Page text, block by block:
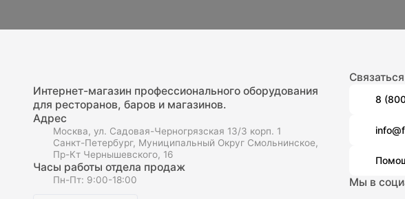
Интернет-магазин профессионального оборудования
для ресторанов, баров и магазинов.
Адрес
Москва, ул. Садовая-Черногрязская 13/3 корп. 1
Санкт-Петербург, Муниципальный Округ Смольнинское,
Пр-Кт Чернышевского, 16
Часы работы отдела продаж
Пн-Пт: 9:00-18:00
8
Мы в